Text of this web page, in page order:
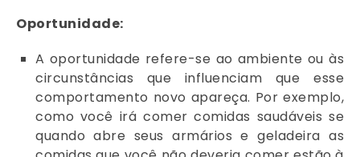
Oportunidade:
A oportunidade refere-se ao ambiente ou às
circunstâncias que influenciam que esse
comportamento novo apareça. Por exemplo,
como você irá comer comidas saudáveis se
quando abre seus armários e geladeira as